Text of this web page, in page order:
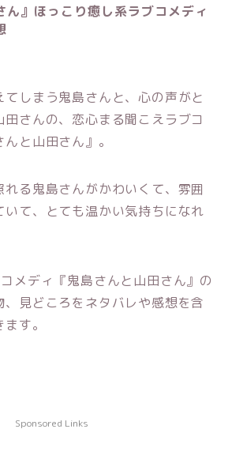
ん』ほっこり癒し系ラブコメディ
てしまう鬼島さんと、心の声がと
田さんの、恋心まる聞こえラブコ
と山田さん』。
れる鬼島さんがかわいくて、雰囲
いて、とても温かい気持ちになれ
メディ『鬼島さんと山田さん』の
、見どころをネタバレや感想を含
す。
Sponsored Links